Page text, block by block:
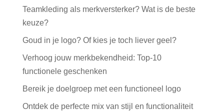
Teamkleding als merkversterker? Wat is de beste
keuze?
Goud in je logo? Of kies je toch liever geel?
Verhoog jouw merkbekendheid: Top-10
functionele geschenken
Bereik je doelgroep met een functioneel logo
Ontdek de perfecte mix van stijl en functionaliteit